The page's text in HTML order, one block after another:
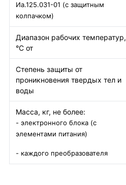
Иа.125.031-01 (с защитным
колпачком)
Диапазон рабочих температур,
°С от
Степень защиты от
проникновения твердых тел и
воды
Масса, кг, не более:
- электронного блока (с
элементами питания)
- каждого преобразователя